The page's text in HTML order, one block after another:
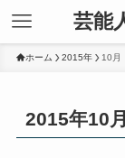
芸能
ホーム 2015年 10月
2015年10月